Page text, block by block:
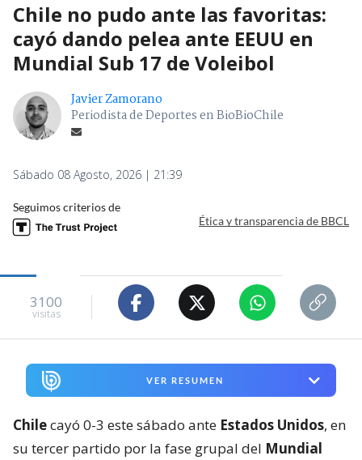
Chile no pudo ante las favoritas:
cayó dando pelea ante EEUU en
Mundial Sub 17 de Voleibol
Javier Zamorano
Periodista de Deportes en BioBioChile
Sábado 08 Agosto, 2026 | 21:39
Seguimos criterios de
Ética y transparencia de BBCL
3100
visitas
VER RESUMEN
Chilecayó 0-3 este sábado ante Estados Unidos, en
su tercer partido por la fase grupal del Mundial